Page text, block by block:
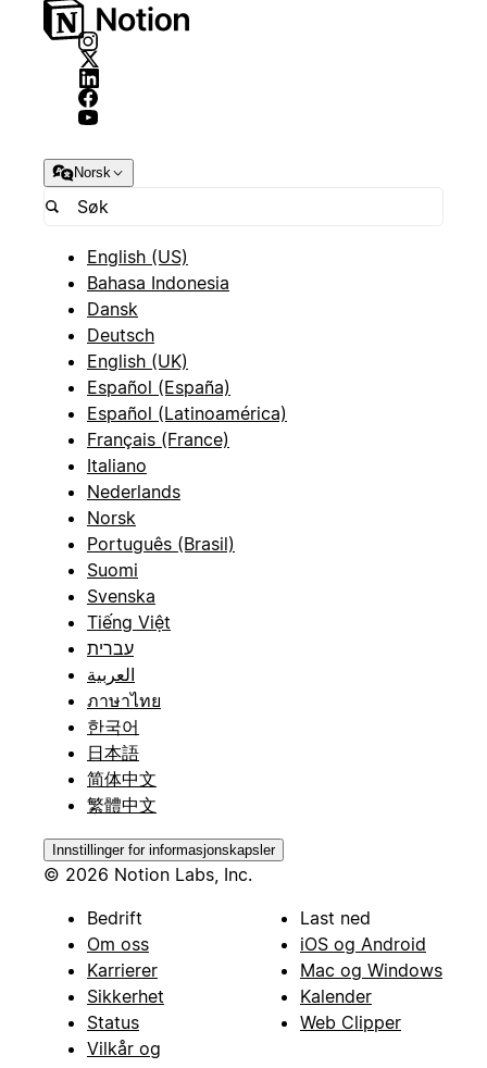
Norsk
English (US)
Bahasa Indonesia
Dansk
Deutsch
English (UK)
Español (España)
Español (Latinoamérica)
Français (France)
Italiano
Nederlands
Norsk
Português (Brasil)
Suomi
Svenska
Tiếng Việt
עברית
العربية
ภาษาไทย
한국어
日本語
简体中文
繁體中文
Innstillinger for informasjonskapsler
© 2026 Notion Labs, Inc.
Bedrift
Om oss
Karrierer
Sikkerhet
Status
Vilkår og
Last ned
iOS og Android
Mac og Windows
Kalender
Web Clipper